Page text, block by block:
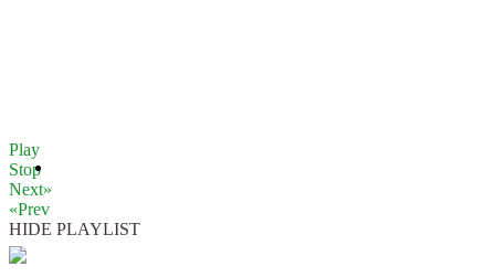
Play
Stop
Next»
«Prev
HIDE PLAYLIST